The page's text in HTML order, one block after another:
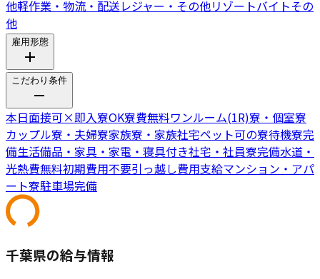
他軽作業・物流・配送レジャー・その他リゾートバイトその
他
雇用形態
こだわり条件
本日面接可×即入寮OK寮費無料ワンルーム(1R)寮・個室寮
カップル寮・夫婦寮家族寮・家族社宅ペット可の寮待機寮完
備生活備品・家具・家電・寝具付き社宅・社員寮完備水道・
光熱費無料初期費用不要引っ越し費用支給マンション・アパ
ート寮駐車場完備
千葉県の給与情報